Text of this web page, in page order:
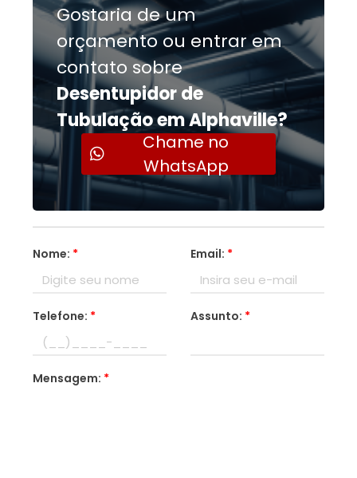
Gostaria de um
orçamento ou entrar em
contato sobre
Desentupidor de
Tubulação em Alphaville?
Chame no
WhatsApp
Nome: * Email: *
Telefone: * Assunto: *
Mensagem: *